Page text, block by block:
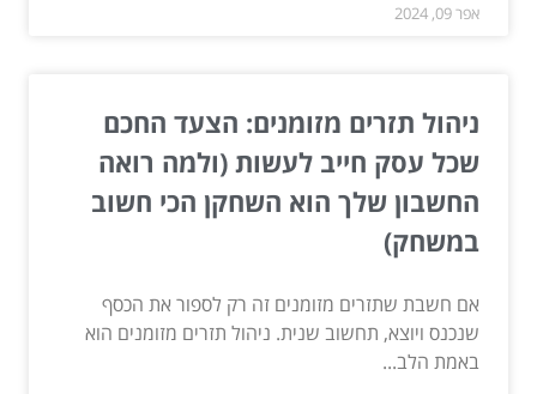
אפר 09, 2024
ניהול תזרים מזומנים: הצעד החכם
שכל עסק חייב לעשות (ולמה רואה
החשבון שלך הוא השחקן הכי חשוב
במשחק)
אם חשבת שתזרים מזומנים זה רק לספור את הכסף
שנכנס ויוצא, תחשוב שנית. ניהול תזרים מזומנים הוא
באמת הלב...